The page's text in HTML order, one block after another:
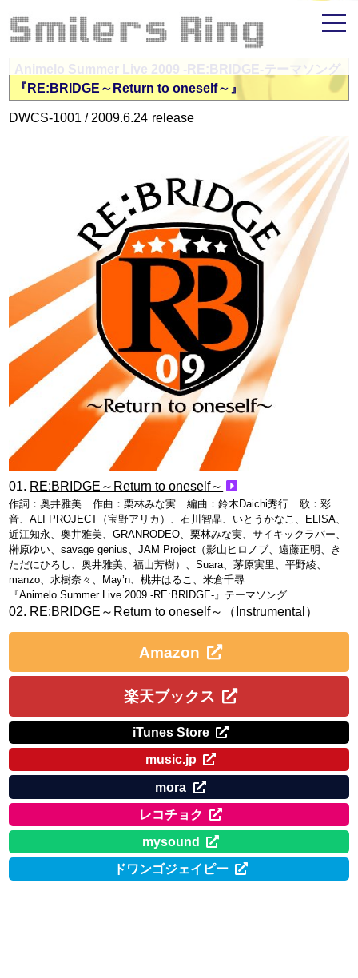
米倉千尋ファンサイト - Smilers Ring
Animelo Summer Live 2009 -RE:BRIDGE-テーマソング
『RE:BRIDGE～Return to oneself～』
DWCS-1001 / 2009.6.24 release
RE:BRIDGE～Return to oneself～
作詞：奥井雅美 作曲：栗林みな実 編曲：鈴木Daichi秀行 歌：彩
音、ALI PROJECT（宝野アリカ）、石川智晶、いとうかなこ、ELISA、
近江知永、奥井雅美、GRANRODEO、栗林みな実、サイキックラバー、
榊原ゆい、savage genius、JAM Project（影山ヒロノブ、遠藤正明、き
ただにひろし、奥井雅美、福山芳樹）、Suara、茅原実里、平野綾、
manzo、水樹奈々、May’n、桃井はるこ、米倉千尋
『Animelo Summer Live 2009 -RE:BRIDGE-』テーマソング
RE:BRIDGE～Return to oneself～（Instrumental）
Amazon
楽天ブックス
iTunes Store
music.jp
mora
レコチョク
mysound
ドワンゴジェイピー